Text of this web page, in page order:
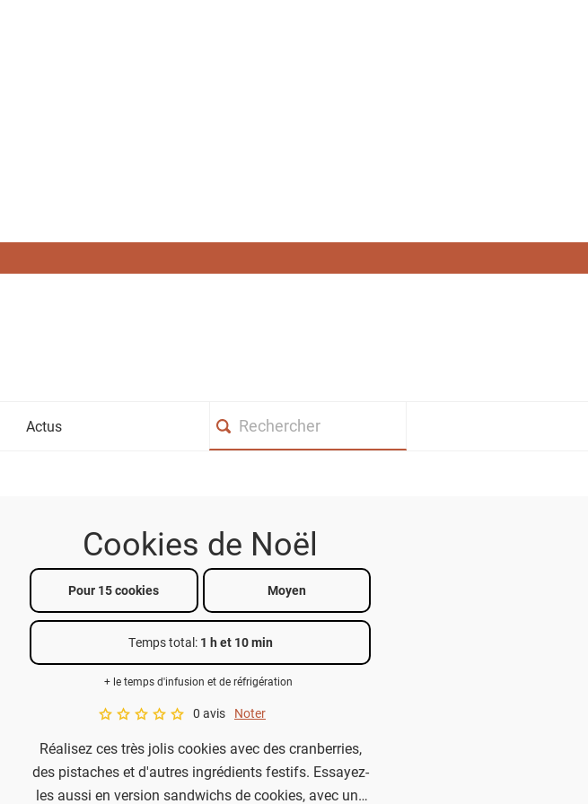
Actus
Cookies de Noël
Pour 15 cookies Moyen
Temps total: 1 h et 10 min
+ le temps d'infusion et de réfrigération
A star rating of 0 out of 5.
0 avis Noter
Réalisez ces très jolis cookies avec des cranberries,
des pistaches et d'autres ingrédients festifs. Essayez-
les aussi en version sandwichs de cookies, avec une